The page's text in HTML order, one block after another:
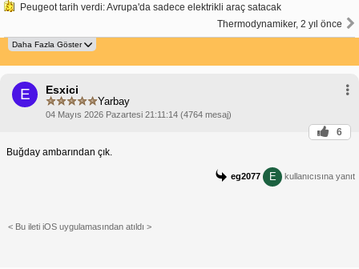
Peugeot tarih verdi: Avrupa'da sadece elektrikli araç satacak
Thermodynamiker, 2 yıl önce
E Esxici
Yarbay
04 Mayıs 2026 Pazartesi 21:11:14 (4764 mesaj)
6
Buğday ambarından çık.
eg2077 E kullanıcısına yanıt
< Bu ileti iOS uygulamasından atıldı >